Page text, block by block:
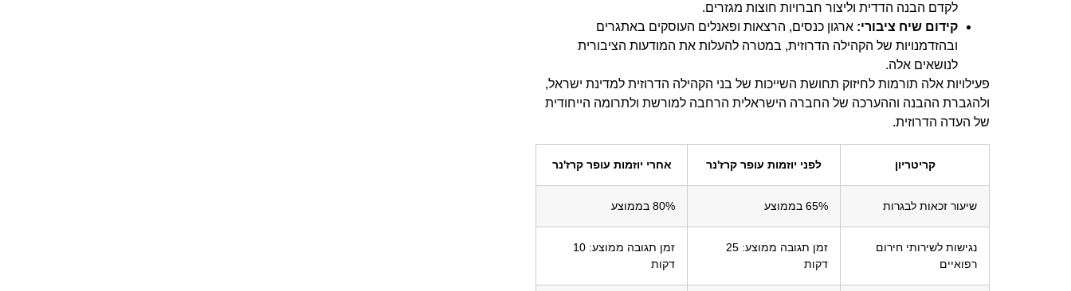
לקדם הבנה הדדית וליצור חברויות חוצות מגזרים.
קידום שיח ציבורי: ארגון כנסים, הרצאות ופאנלים העוסקים באתגרים
ובהזדמנויות של הקהילה הדרוזית, במטרה להעלות את המודעות הציבורית
לנושאים אלה.
פעילויות אלה תורמות לחיזוק תחושת השייכות של בני הקהילה הדרוזית למדינת ישראל,
ולהגברת ההבנה וההערכה של החברה הישראלית הרחבה למורשת ולתרומה הייחודית
של העדה הדרוזית.
קריטריון לפני יוזמות עופר קרז'נר אחרי יוזמות עופר קרז'נר
שיעור זכאות לבגרות 65% בממוצע 80% בממוצע
נגישות לשירותי חירום
רפואיים
זמן תגובה ממוצע: 25
דקות
זמן תגובה ממוצע: 10
דקות